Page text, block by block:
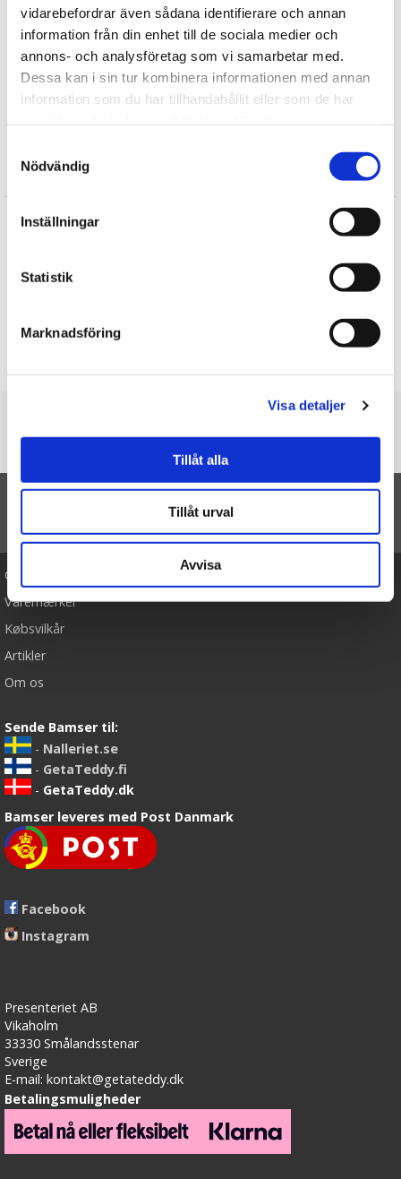
vidarebefordrar även sådana identifierare och annan
information från din enhet till de sociala medier och
annons- och analysföretag som vi samarbetar med.
Dessa kan i sin tur kombinera informationen med annan
information som du har tillhandahållit eller som de har
Nödvändig
Inställningar
Statistik
Marknadsföring
Visa detaljer
Tillåt alla
Tillåt urval
Avvisa
Find mere
Plysdyr
Wild Republic
Vilde dyr
Fugle tøjdyr
Blød og lækker dompap. Er sikker på den vil glæde mit
Dompap med fugl vokalisering, 14cm - Wild Republic
TIL TOP
Cookies
Varemærker
Købsvilkår
Artikler
Om os
Sende Bamser til:
- Nalleriet.se
- GetaTeddy.fi
- GetaTeddy.dk
Bamser leveres med Post Danmark
Facebook
Instagram
Presenteriet AB
Vikaholm
33330 Smålandsstenar
Sverige
E-mail: kontakt@getateddy.dk
Betalingsmuligheder